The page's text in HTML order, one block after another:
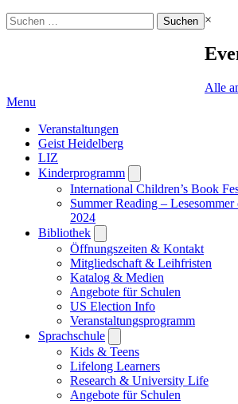
Suchen
nach:
×
Alle
Menu
Veranstaltungen
Geist Heidelberg
LIZ
Kinderprogramm
submenu
International Children’s Book
Summer Reading –
2024
Bibliothek
submenu
Öffnungszeiten & Kontakt
Mitgliedschaft & Leihfristen
Katalog & Medien
Angebote für Schulen
US Election Info
Veranstaltungsprogramm
Sprachschule
submenu
Kids & Teens
Lifelong Learners
Research & University Life
Angebote für Schulen